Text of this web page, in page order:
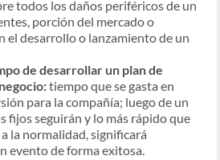
todos los daños periféricos de un
porción del mercado o
el desarrollo o lanzamiento de un
de desarrollar un plan de
tiempo que se gasta en
para la compañía; luego de un
fijos seguirán y lo más rápido que
la normalidad, significará
evento de forma exitosa.